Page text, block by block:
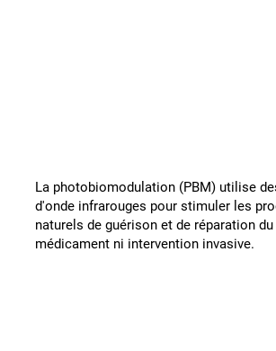
La photobiomodulation (PBM) utilise
d'onde infrarouges pour stimuler les
naturels de guérison et de réparation
médicament ni intervention invasive.